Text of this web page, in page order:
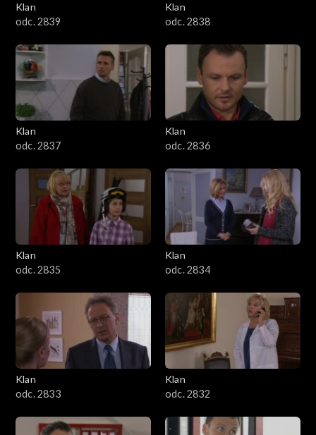
Klan
odc. 2839
Klan
odc. 2838
Klan
odc. 2837
Klan
odc. 2836
Klan
odc. 2835
Klan
odc. 2834
Klan
odc. 2833
Klan
odc. 2832